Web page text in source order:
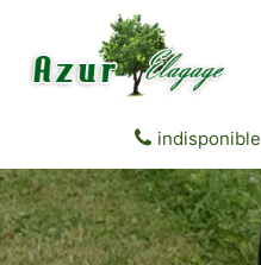
indisponible